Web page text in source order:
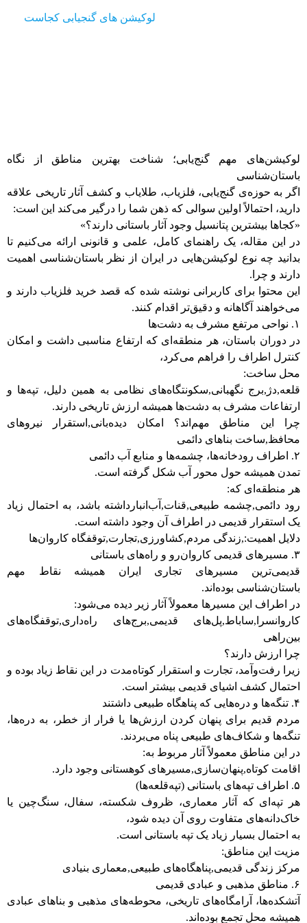
لوکیشن های گنجیابی کجاست
لوکیشن‌های مهم گنج‌یابی؛ شناخت بهترین مناطق از نگاه
باستان‌شناسی
اگر به حوزه‌ی گنج‌یابی، فلزیاب، طلایاب و کشف آثار تاریخی علاقه
دارید، احتمالاً اولین سوالی که ذهن شما را درگیر می‌کند این است:
«کجاها بیشترین پتانسیل وجود آثار باستانی دارند؟»
در این مقاله، یک راهنمای کامل، علمی و قانونی ارائه می‌کنیم تا
بدانید چه نوع لوکیشن‌هایی در ایران از نظر باستان‌شناسی اهمیت
دارند و چرا.
این محتوا برای کاربرانی نوشته شده که قصد خرید فلزیاب دارند و
می‌خواهند آگاهانه و دقیق‌تر اقدام کنند.
۱. نواحی مرتفع مشرف به دشت‌ها
در دوران باستان، هر منطقه‌ای که ارتفاع مناسبی داشت و امکان
کنترل اطراف را فراهم می‌کرد،
محل ساخت:
قلعه,دژ,برج نگهبانی,سکونتگاه‌های نظامی به همین دلیل، تپه‌ها و
ارتفاعات مشرف به دشت‌ها همیشه ارزش تاریخی دارند.
چرا این مناطق مهم‌اند؟ امکان دیده‌بانی,استقرار نیروهای
محافظ,ساخت بناهای دائمی
۲. اطراف رودخانه‌ها، چشمه‌ها و منابع آب دائمی
تمدن همیشه حول محور آب شکل گرفته است.
هر منطقه‌ای که:
رود دائمی,چشمه طبیعی,قنات,آب‌انبارداشته باشد، به احتمال زیاد
یک استقرار قدیمی در اطراف آن وجود داشته است.
دلایل اهمیت:,زندگی مردم,کشاورزی,تجارت,توقفگاه کاروان‌ها
۳. مسیرهای قدیمی کاروان‌رو و راه‌های باستانی
قدیمی‌ترین مسیرهای تجاری ایران همیشه نقاط مهم
باستان‌شناسی بوده‌اند.
در اطراف این مسیرها معمولاً آثار زیر دیده می‌شود:
کاروانسرا,ساباط,پل‌های قدیمی,برج‌های راه‌داری,توقفگاه‌های
بین‌راهی
چرا ارزش دارند؟
زیرا رفت‌وآمد، تجارت و استقرار کوتاه‌مدت در این نقاط زیاد بوده و
احتمال کشف اشیای قدیمی بیشتر است.
۴. تنگه‌ها و دره‌هایی که پناهگاه طبیعی داشتند
مردم قدیم برای پنهان کردن ارزش‌ها یا فرار از خطر، به دره‌ها،
تنگه‌ها و شکاف‌های طبیعی پناه می‌بردند.
در این مناطق معمولاً آثار مربوط به:
اقامت کوتاه,پنهان‌سازی,مسیرهای کوهستانی وجود دارد.
۵. اطراف تپه‌های باستانی (تپه‌قلعه‌ها)
هر تپه‌ای که آثار معماری، ظروف شکسته، سفال، سنگ‌چین یا
خاک‌دانه‌های متفاوت روی آن دیده شود،
به احتمال بسیار زیاد یک تپه باستانی است.
مزیت این مناطق:
مرکز زندگی قدیمی,پناهگاه‌های طبیعی,معماری بنیادی
۶. مناطق مذهبی و عبادی قدیمی
آتشکده‌ها، آرامگاه‌های تاریخی، محوطه‌های مذهبی و بناهای عبادی
همیشه محل تجمع بوده‌اند.